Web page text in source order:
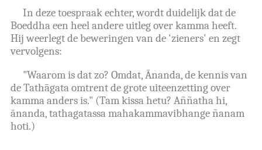
In deze toespraak echter, wordt duidelijk dat de
Boeddha een heel andere uitleg over kamma heeft.
Hij weerlegt de beweringen van de 'zieners' en zegt
vervolgens:
"Waarom is dat zo? Omdat, Ānanda, de kennis van
de Tathāgata omtrent de grote uiteenzetting over
kamma anders is." (Tam kissa hetu? Aññatha hi,
ānanda, tathagatassa mahakammavibhange ñanam
hoti.)